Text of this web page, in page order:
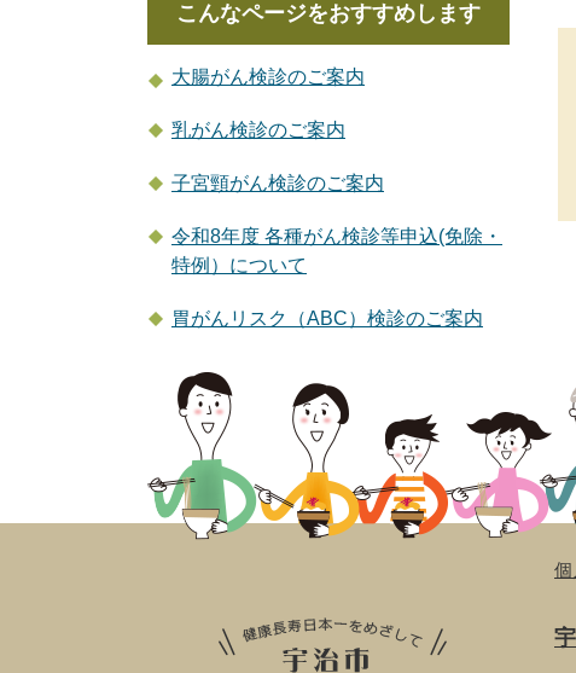
こんなページをおすすめします
大腸がん検診のご案内
乳がん検診のご案内
子宮頸がん検診のご案内
令和8年度 各種がん検診等申込(免除・
特例）について
胃がんリスク（ABC）検診のご案内
個